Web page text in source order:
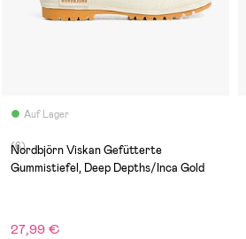
Auf Lager
(6)
Nordbjörn Viskan Gefütterte
Gummistiefel, Deep Depths/Inca Gold
27,99 €